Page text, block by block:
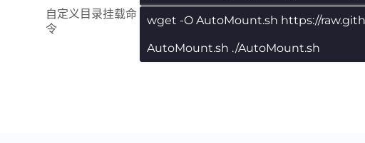
自定义目录挂载命
令
wget -O AutoMount.sh https://
AutoMount.sh ./AutoMount.sh